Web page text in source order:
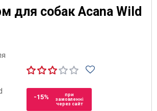
для собак Acana Wild
-15%
при
замовленні
через сайт